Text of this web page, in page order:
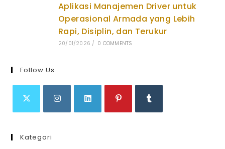
Aplikasi Manajemen Driver untuk
Operasional Armada yang Lebih
Rapi, Disiplin, dan Terukur
20/01/2026 / 0 COMMENTS
Follow Us
a
Kategori